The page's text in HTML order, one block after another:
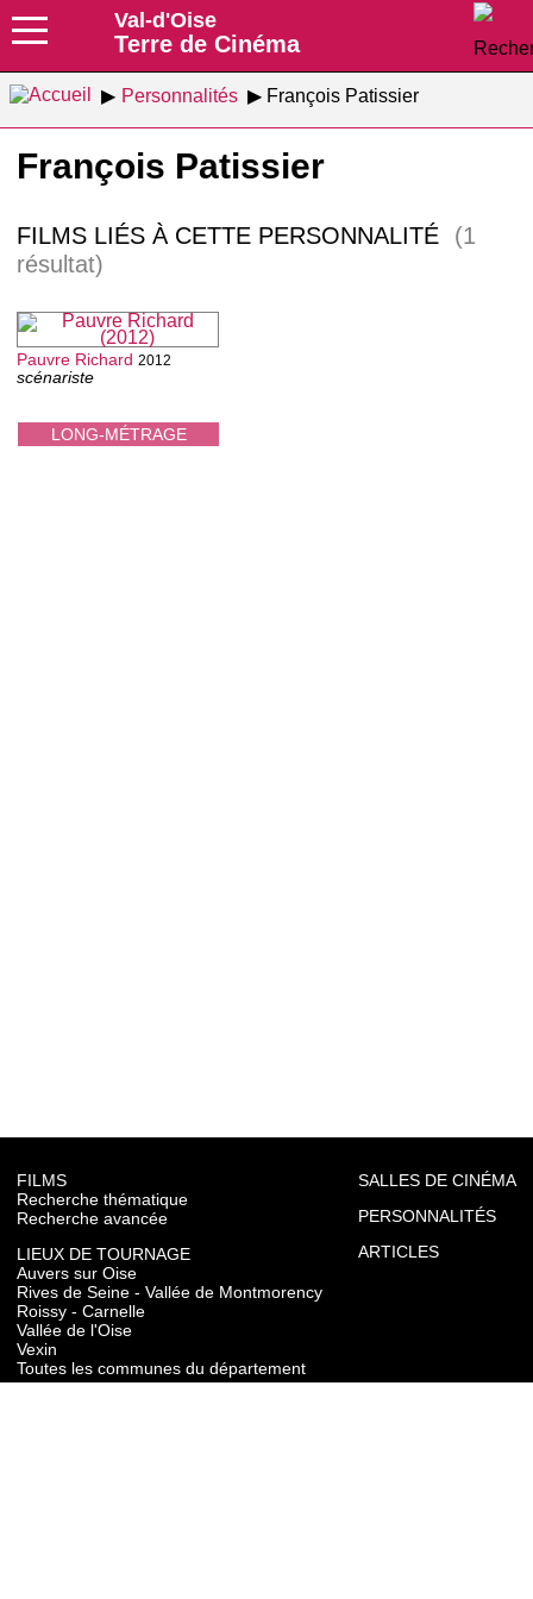
Val-d'Oise
Terre de Cinéma
Personnalités François Patissier
François Patissier
FILMS LIÉS À CETTE PERSONNALITÉ
(1
résultat)
LONG-MÉTRAGE
Pauvre Richard 2012
scénariste
FILMS
Recherche thématique
Recherche avancée
LIEUX DE TOURNAGE
Auvers sur Oise
Rives de Seine - Vallée de Montmorency
Roissy - Carnelle
Vallée de l'Oise
Vexin
Toutes les communes du département
SALLES DE CINÉMA
PERSONNALITÉS
ARTICLES